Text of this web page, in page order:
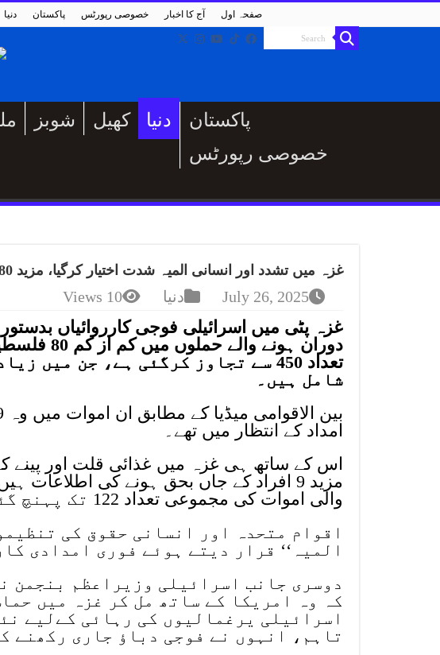
دنیا پاکستان خصوصی رپورٹس آج کا اخبار صفحہ اول
شوبز کھیل دنیا
پاکستان
خصوصی رپورٹس
غزہ میں تشدد اور انسانی المیہ شدت اختیار کرگیا، مزید 80 فلسطینی شہید
July 26, 2025 دنیا 10 Views
دوران
تعداد 450 سے تجاوز کرگئی ہے، جن
شامل ہیں۔
امداد کے انتظار میں تھے۔
اس کے ساتھ ہی غزہ میں غذائی قلت اور
مزید 9 افراد کے جاں بحق ہونے کی
والی اموات کی مجموعی تعداد 122 تک پہنچ گئی ہے۔
اقوام متحدہ اور انسانی حقوق کی
المیہ‘‘ قرار دیتے ہوئے فوری امدادی
دوسری جانب اسرائیلی وزیراعظم بنجمن
کہ وہ امریکا کے ساتھ مل کر غزہ میں
اسرائیلی یرغمالیوں کی رہائی کےلیے
تاہم، انہوں نے فوجی دباؤ جاری رکھنے